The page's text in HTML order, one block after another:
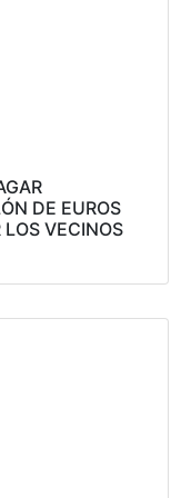
DE EUROS
LOS VECINOS